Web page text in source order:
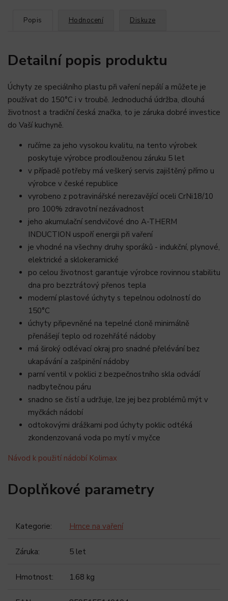
Popis Hodnocení Diskuze
Detailní popis produktu
Úchyty ze speciálního plastu při vaření nepálí a můžete je
používat do 150°C i v troubě. Jednoduchá údržba, dlouhá
životnost a tradiční česká značka, to je záruka dobré investice
do Vaší kuchyně.
ručíme za jeho vysokou kvalitu, na tento výrobek
poskytuje výrobce prodlouženou záruku 5 let
v případě potřeby má veškerý servis zajištěný přímo u
výrobce v české republice
vyrobeno z potravinářské nerezavějící oceli CrNi18/10
pro 100% zdravotní nezávadnost
jeho akumulační sendvičové dno A-THERM
INDUCTION uspoří energii při vaření
je vhodné na všechny druhy sporáků - indukční, plynové,
elektrické a sklokeramické
po celou životnost garantuje výrobce rovinnou stabilitu
dna pro bezztrátový přenos tepla
moderní plastové úchyty s tepelnou odolností do
150°C
úchyty připevněné na tepelné cloně minimálně
přenášejí teplo od rozehřáté nádoby
má široký odlévací okraj pro snadné přelévání bez
ukapávání a zašpinění nádoby
parní ventil v poklici z bezpečnostního skla odvádí
nadbytečnou páru
snadno se čistí a udržuje, lze jej bez problémů mýt v
myčkách nádobí
odtokovými drážkami pod úchyty poklic odtéká
zkondenzovaná voda po mytí v myčce
Návod k použití nádobí Kolimax
Doplňkové parametry
Kategorie: Hrnce na vaření
Záruka: 5 let
Hmotnost: 1.68 kg